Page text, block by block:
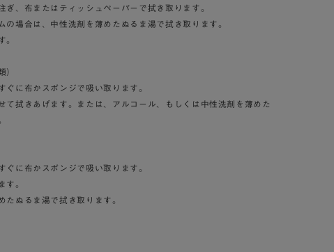
ぎ、布またはティッシュペーパーで拭き取ります。
の場合は、中性洗剤を薄めたぬるま湯で拭き取ります。
。
）
ぐに布かスポンジで吸い取ります。
て拭きあげます。または、アルコール、もしくは中性洗剤を薄めた
ぐに布かスポンジで吸い取ります。
す。
たぬるま湯で拭き取ります。